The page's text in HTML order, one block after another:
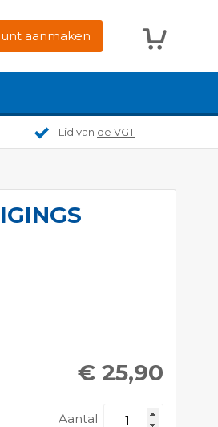
aanmaken
Lid van de VGT
€ 25,90
Aantal